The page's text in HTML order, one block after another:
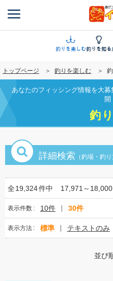
ン
に
移
動
釣りを楽しむ釣りを知る
トップページ 釣りを楽しむ
あなたのフィッシング情報を大
開
釣
詳細検索 （釣場・釣
全19,324件中 17,971～18,000
表示件数 10件 30件
表示方法 標準 テキストのみ
並び